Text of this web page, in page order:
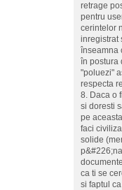
retrage
pentru
cerintelor
inregistrat
înseamna
în postura
"poluezi"
respecta
8. Daca o
si doresti
pe
faci
solide
ca ti se
si faptul